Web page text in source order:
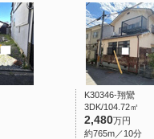
K30346‐翔鸞
3DK/104.72㎡
2,480万円
約765m／10分